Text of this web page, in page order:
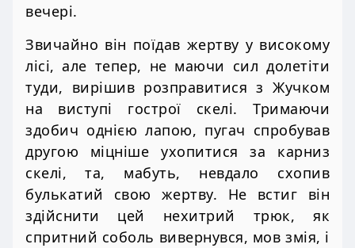
вечері.
Звичайно він поїдав жертву у високому
лісі, але тепер, не маючи сил долетіти
туди, вирішив розправитися з Жучком
на виступі гострої скелі. Тримаючи
здобич однією лапою, пугач спробував
другою міцніше ухопитися за карниз
скелі, та, мабуть, невдало схопив
булькатий свою жертву. Не встиг він
здійснити цей нехитрий трюк, як
спритний соболь вивернувся, мов змія, і